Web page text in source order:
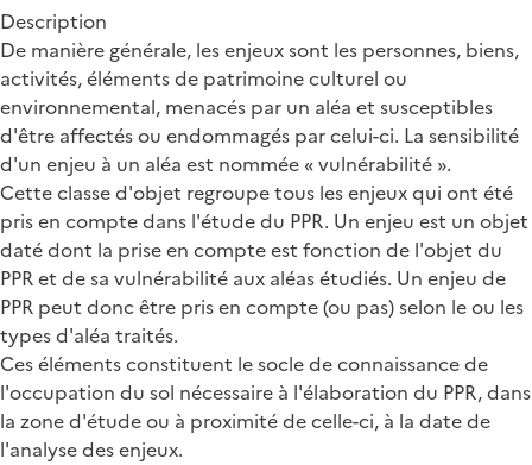
Description
De manière générale, les enjeux sont les personnes, biens,
activités, éléments de patrimoine culturel ou
environnemental, menacés par un aléa et susceptibles
d'être affectés ou endommagés par celui-ci. La sensibilité
d'un enjeu à un aléa est nommée « vulnérabilité ».
Cette classe d'objet regroupe tous les enjeux qui ont été
pris en compte dans l'étude du PPR. Un enjeu est un objet
daté dont la prise en compte est fonction de l'objet du
PPR et de sa vulnérabilité aux aléas étudiés. Un enjeu de
PPR peut donc être pris en compte (ou pas) selon le ou les
types d'aléa traités.
Ces éléments constituent le socle de connaissance de
l'occupation du sol nécessaire à l'élaboration du PPR, dans
la zone d'étude ou à proximité de celle-ci, à la date de
l'analyse des enjeux.